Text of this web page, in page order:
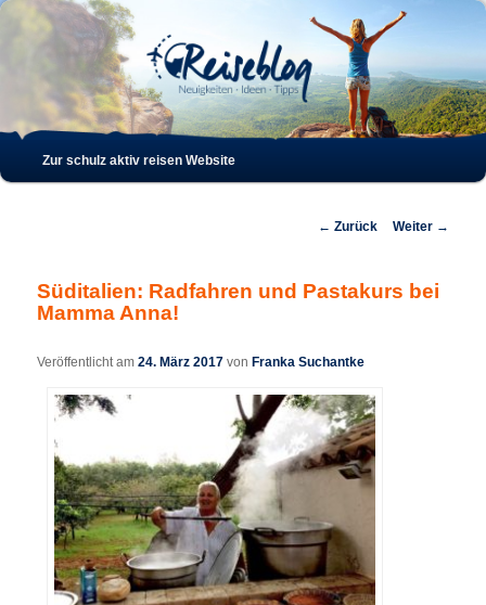
Hauptmenü
Zum
Zum
wechseln
Zur schulz aktiv reisen Website
Beitrags-
← Zurück Weiter →
Süditalien: Radfahren und Pastakurs bei
Mamma Anna!
Veröffentlicht am24. März 2017 von Franka Suchantke